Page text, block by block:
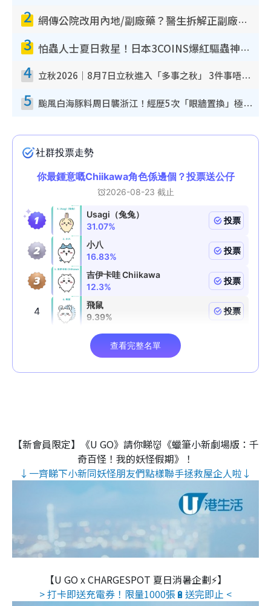
2 網傳公院改用內地/副廠藥？醫生拆解正副廠分別 揭4類人換藥隨時出事
3 怕蟲人士夏日救星！日本3COINS爆紅驅蟲神器$45起 1招「全程免觸碰」輕鬆搞定小強
4 立秋2026｜8月7日立秋進入「多事之秋」 3件事唔做得！專家教6招開運 清枱頭／銀包納氣接好運
5 颱風白海豚料周日襲浙江！經歷5次「眼牆置換」極罕見 成登陸內地最長途颱風
【新會員限定】《U GO》請你睇👹《蠟筆小新劇場版：千
奇百怪！我的妖怪假期》！
↓一齊睇下小新同妖怪朋友們點樣聯手拯救屋企人啦↓
【U GO x CHARGESPOT 夏日消暑企劃⚡】
> 打卡即送充電券！限量1000張🔋送完即止 <